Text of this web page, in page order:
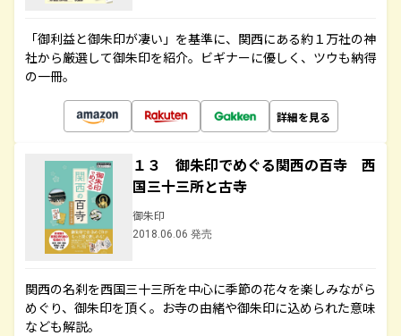
「御利益と御朱印が凄い」を基準に、関西にある約１万社の神
社から厳選して御朱印を紹介。ビギナーに優しく、ツウも納得
の一冊。
詳細を見る
１３ 御朱印でめぐる関西の百寺 西
国三十三所と古寺
御朱印
2018.06.06 発売
関西の名刹を西国三十三所を中心に季節の花々を楽しみながら
めぐり、御朱印を頂く。お寺の由緒や御朱印に込められた意味
なども解説。